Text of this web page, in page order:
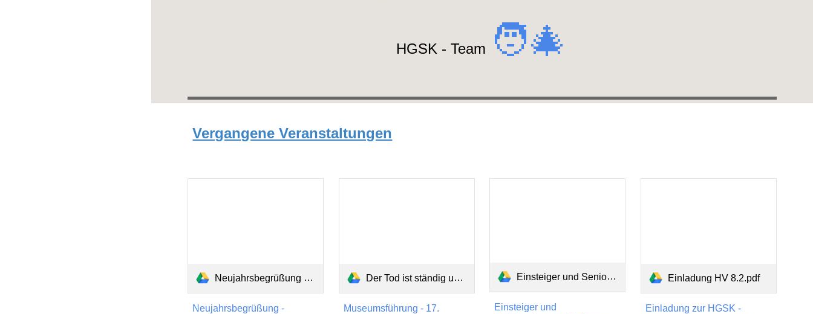
HGSK - Team 🧑‍🎄
Vergangene Veranstaltungen
Neujahrsbegrüßung 2023.pdf
Neujahrsbegrüßung -
Der Tod ist ständig unter uns.pdf
Museumsführung - 17.
Einsteiger und Seniorenkurse 25.01.2023.pdf
Einsteiger und
Einladung HV 8.2.pdf
Einladung zur HGSK -